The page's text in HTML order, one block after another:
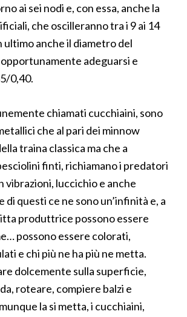
ai sei nodi e, con essa, anche la
che oscilleranno tra i 9 ai 14
anche il diametro del
adeguarsi e
0,40.
chiamati cucchiaini, sono
che al pari dei minnow
traina classica ma che a
finti, richiamano i predatori
vibrazioni, luccichio e anche
di questi ce ne sono un’infinità e, a
produttrice possono essere
possono essere colorati,
e chi più ne ha più ne metta.
dolcemente sulla superficie,
roteare, compiere balzi e
la si metta, i cucchiaini,